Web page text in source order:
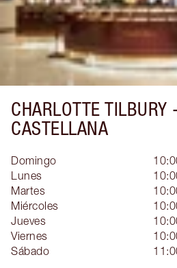
CHARLOTTE TILBURY
CASTELLANA
Domingo
Lunes
Martes
Miércoles
Jueves
Viernes
Sábado